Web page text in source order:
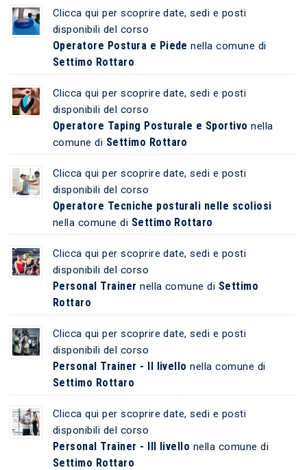
Clicca qui per scoprire date, sedi e posti
disponibili del corso
Operatore Postura e Piede nella comune di
Settimo Rottaro
Clicca qui per scoprire date, sedi e posti
disponibili del corso
Operatore Taping Posturale e Sportivo nella
comune di Settimo Rottaro
Clicca qui per scoprire date, sedi e posti
disponibili del corso
Operatore Tecniche posturali nelle scoliosi
nella comune di Settimo Rottaro
Clicca qui per scoprire date, sedi e posti
disponibili del corso
Personal Trainer nella comune di Settimo
Rottaro
Clicca qui per scoprire date, sedi e posti
disponibili del corso
Personal Trainer - II livello nella comune di
Settimo Rottaro
Clicca qui per scoprire date, sedi e posti
disponibili del corso
Personal Trainer - III livello nella comune di
Settimo Rottaro